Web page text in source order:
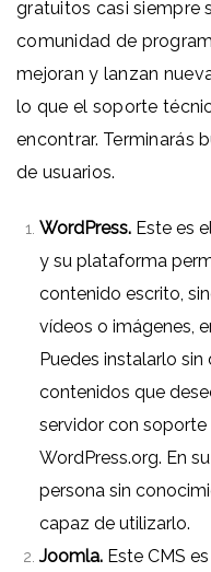
gratuitos casi siempre
comunidad de
mejoran y lanzan
lo que el soporte
encontrar. Terminarás
de usuarios.
WordPress. Este es
y su plataforma
contenido escrito,
vídeos o imágenes,
Puedes instalarlo
contenidos que
servidor con soporte
WordPress.org. En
persona sin
capaz de utilizarlo.
Joomla. Este CMS